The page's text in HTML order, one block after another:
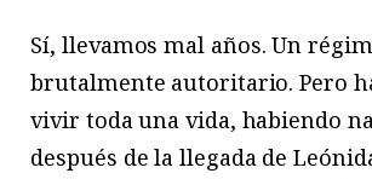
Sí, llevamos mal años. Un
brutalmente autoritario. Pero
vivir toda una vida, habiendo
después de la llegada de